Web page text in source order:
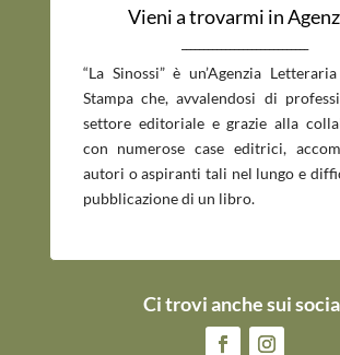
Vieni a trovarmi in
“La Sinossi” è un’Agenzia
Stampa che, avvalendosi di
settore editoriale e grazie alla
con numerose case editrici,
autori o aspiranti tali nel lungo e
pubblicazione di un libro.
Ci trovi anche sui